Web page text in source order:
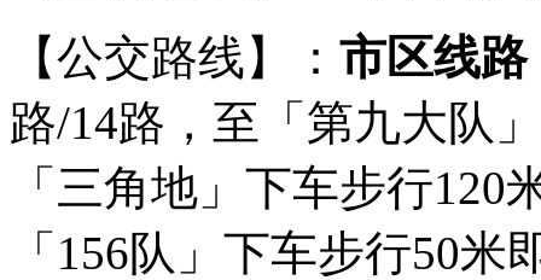
【公交路线】： 市区线路
路/14路，至「第九大队
「三角地」下车步行120
「156队」下车步行50